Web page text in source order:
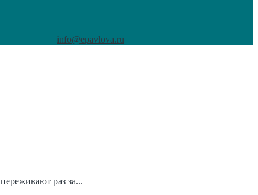
info@epavlova.ru
раз за...